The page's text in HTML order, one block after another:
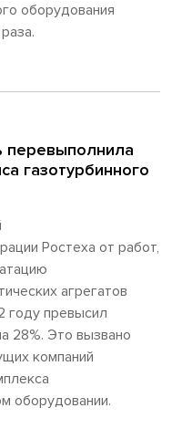
оборудования
перевыполнила
газотурбинного
Ростеха от работ,
агрегатов
году превысил
28%. Это вызвано
компаний
оборудовании.